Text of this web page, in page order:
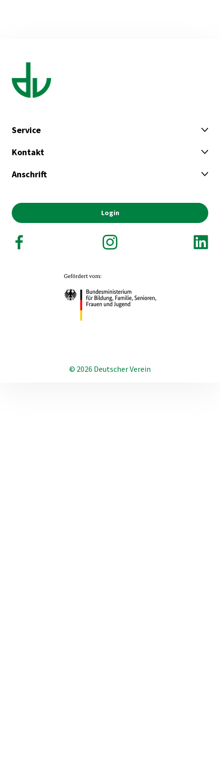
Service
Kontakt
Anschrift
Login
© 2026 Deutscher Verein